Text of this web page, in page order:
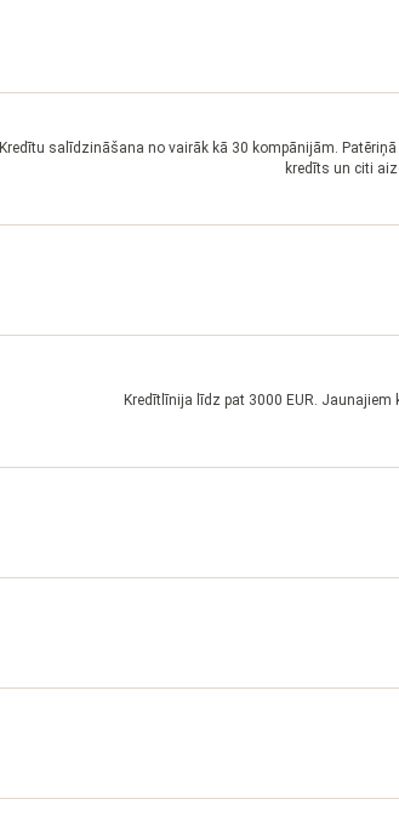
Kredītu salīdzināšana no vairāk kā 30 kompānijām.
kredīts un citi
Kredītlīnija līdz pat 3000 EUR.